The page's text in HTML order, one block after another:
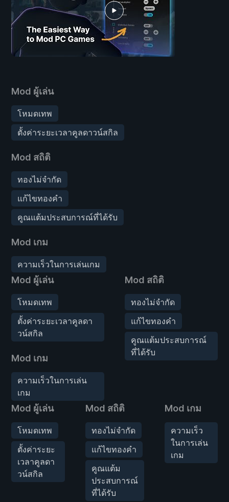
Mod ผู้เล่น
โหมดเทพ
ตั้งค่าระยะเวลาคูลดาวน์สกิล
Mod สถิติ
ทองไม่จำกัด
แก้ไขทองคำ
คูณแต้มประสบการณ์ที่ได้รับ
Mod เกม
ความเร็วในการเล่นเกม
Mod ผู้เล่น
โหมดเทพ
ตั้งค่าระยะเวลาคูลดา
วน์สกิล
Mod เกม
ความเร็วในการเล่น
เกม
Mod สถิติ
ทองไม่จำกัด
แก้ไขทองคำ
คูณแต้มประสบการณ์
ที่ได้รับ
Mod ผู้เล่น
โหมดเทพ
ตั้งค่าระยะ
เวลาคูลดา
วน์สกิล
Mod สถิติ
ทองไม่จำกัด
แก้ไขทองคำ
คูณแต้ม
ประสบการณ์
ที่ได้รับ
Mod เกม
ความเร็ว
ในการเล่น
เกม